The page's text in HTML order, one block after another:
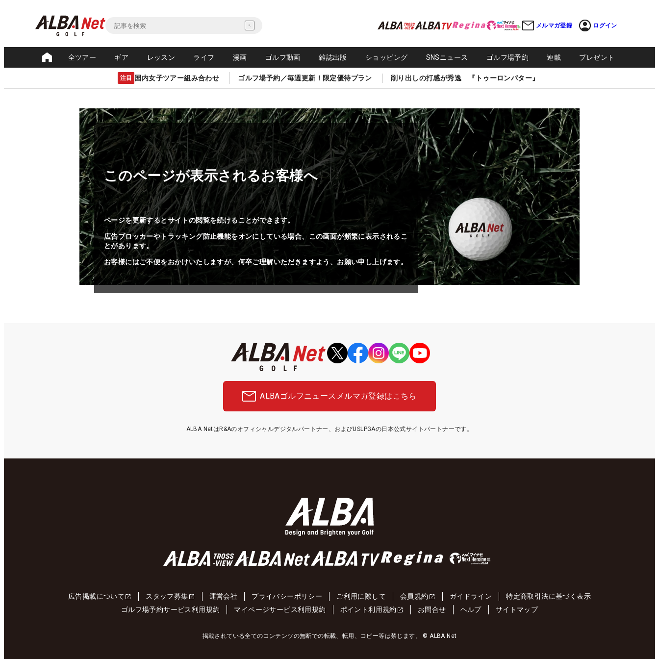
メルマガ登録 ログイン
全ツアー ギア レッスン ライフ 漫画 ゴルフ動画 雑誌出版 ショッピング SNSニュース ゴルフ場予約 連載 プレゼント
注目 国内女子ツアー組み合わせ ゴルフ場予約／毎週更新！限定優待プラン 削り出しの打感が秀逸 『トゥーロンパター』
このページが表示されるお客様へ
ページを更新するとサイトの閲覧を続けることができます。
広告ブロッカーやトラッキング防止機能をオンにしている場合、この画面が頻繁に表示されるこ
とがあります。
お客様にはご不便をおかけいたしますが、何卒ご理解いただきますよう、お願い申し上げます。
ALBAゴルフニュース メルマガ登録はこちら
ALBA NetはR&Aのオフィシャルデジタルパートナー、およびUSLPGAの日本公式サイトパートナーです。
広告掲載について スタッフ募集 運営会社 プライバシーポリシー ご利用に際して 会員規約 ガイドライン
特定商取引法に基づく表示
ゴルフ場予約サービス利用規約
マイページサービス利用規約 ポイント利用規約 お問合せ ヘルプ サイトマップ
掲載されている全てのコンテンツの無断での転載、転用、コピー等は禁じます。 © ALBA Net